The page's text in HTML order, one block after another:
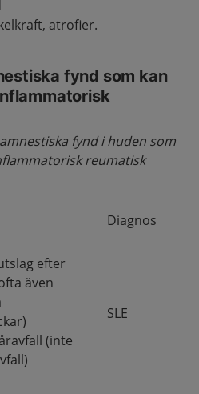
atrofier.
fynd som kan
fynd i huden som
reumatisk
Diagnos
efter
även
(inte
SLE